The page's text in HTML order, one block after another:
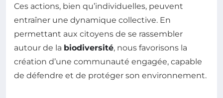
Ces actions, bien qu’individuelles, peuvent
entraîner une dynamique collective. En
permettant aux citoyens de se rassembler
autour de la biodiversité, nous favorisons la
création d’une communauté engagée, capable
de défendre et de protéger son environnement.